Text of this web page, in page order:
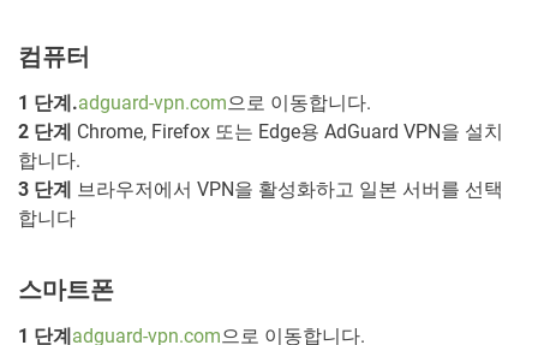
컴퓨터
1 단계.adguard-vpn.com으로 이동합니다.
2 단계 Chrome, Firefox 또는 Edge용 AdGuard VPN을 설치
합니다.
3 단계 브라우저에서 VPN을 활성화하고 일본 서버를 선택
합니다
스마트폰
1 단계adguard-vpn.com으로 이동합니다.